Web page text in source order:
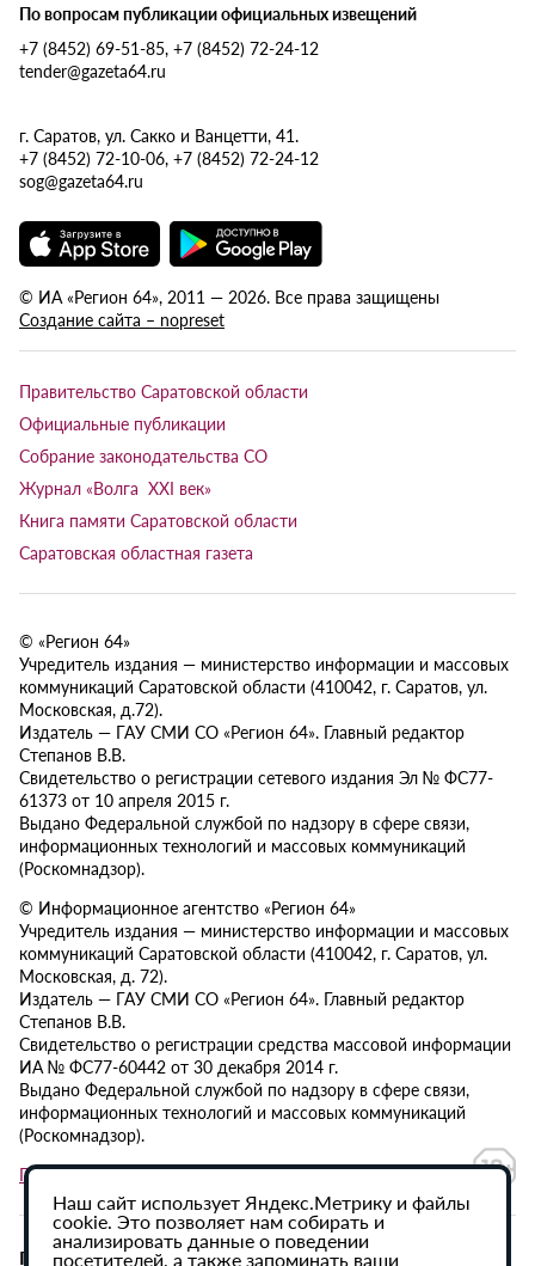
По вопросам публикации официальных извещений
+7 (8452) 69-51-85, +7 (8452) 72-24-12
tender@gazeta64.ru
г. Саратов, ул. Сакко и Ванцетти, 41.
+7 (8452) 72-10-06, +7 (8452) 72-24-12
sog@gazeta64.ru
© ИА «Регион 64», 2011 — 2026. Все права защищены
Создание сайта – nopreset
Правительство Саратовской области
Официальные публикации
Собрание законодательства СО
Журнал «Волга XXI век»
Книга памяти Саратовской области
Саратовская областная газета
© «Регион 64»
Учредитель издания — министерство информации и массовых
коммуникаций Саратовской области (410042, г. Саратов, ул.
Московская, д.72).
Издатель — ГАУ СМИ СО «Регион 64». Главный редактор
Степанов В.В.
Свидетельство о регистрации сетевого издания Эл № ФС77-
61373 от 10 апреля 2015 г.
Выдано Федеральной службой по надзору в сфере связи,
информационных технологий и массовых коммуникаций
(Роскомнадзор).
© Информационное агентство «Регион 64»
Учредитель издания — министерство информации и массовых
коммуникаций Саратовской области (410042, г. Саратов, ул.
Московская, д. 72).
Издатель — ГАУ СМИ СО «Регион 64». Главный редактор
Степанов В.В.
Свидетельство о регистрации средства массовой информации
ИА № ФС77-60442 от 30 декабря 2014 г.
Выдано Федеральной службой по надзору в сфере связи,
информационных технологий и массовых коммуникаций
(Роскомнадзор).
Политика в отношении обработки персональных данных
При использовании материалов сайта активная
Наш сайт использует Яндекс.Метрику и файлы
cookie. Это позволяет нам собирать и
анализировать данные о поведении
посетителей, а также запоминать ваши